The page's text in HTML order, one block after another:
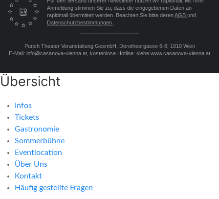
Anmeldung stimmen Sie zu, dass die eingegebenen Daten an
rapidmail übermittelt werden. Beachten Sie bitte derenAGB und
Datenschutzbestimmungen
Punch Theater Veranstaltung GesmbH, Dorotheergasse 6-8, 1010 Wien
E-Mail: info@casanova-vienna.at, kostenlose Hotline: siehe www.casanova-vienna.at
Übersicht
Infos
Tickets
Gastronomie
Sommerbühne
Eventlocation
Über Uns
Kontakt
Häufig gestellte Fragen